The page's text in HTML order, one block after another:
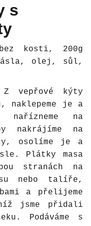
s
kosti, 200g
olej, sůl,
vepřové kýty
naklepeme je a
nařízneme na
nakrájíme na
osolíme je a
Plátky masa
stranách na
nebo talíře,
a přelijeme
níž jsme přidali
Podáváme s